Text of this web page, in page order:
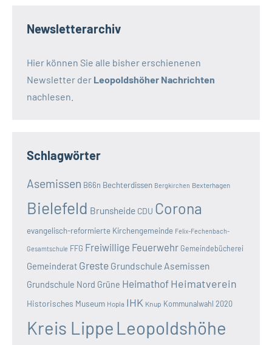
Newsletterarchiv
Hier können Sie alle bisher erschienenen
Newsletter der Leopoldshöher Nachrichten
nachlesen.
Schlagwörter
Asemissen B66n Bechterdissen Bergkirchen Bexterhagen
Bielefeld Brunsheide CDU Corona
evangelisch-reformierte Kirchengemeinde Felix-Fechenbach-
Gesamtschule FFG Freiwillige Feuerwehr Gemeindebücherei
Gemeinderat Greste Grundschule Asemissen
Grundschule Nord Grüne Heimathof Heimatverein
Historisches Museum Hopla IHK Knup Kommunalwahl 2020
Kreis Lippe Leopoldshöhe